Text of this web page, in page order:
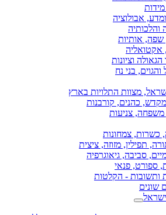
אבולוציה
והלכותיה
שפה, אותיות
אקטואליה
וציונות
בני נח
מצוות התלויות בארץ
כהנים, קורבנות
משפחה, צניעות
כשרות, צמחונות
תפילין, מזוזה, ציצית
סביבה, גיאוגרפיה
ספורט, פנאי
ותשובות - הקלטות
שונים